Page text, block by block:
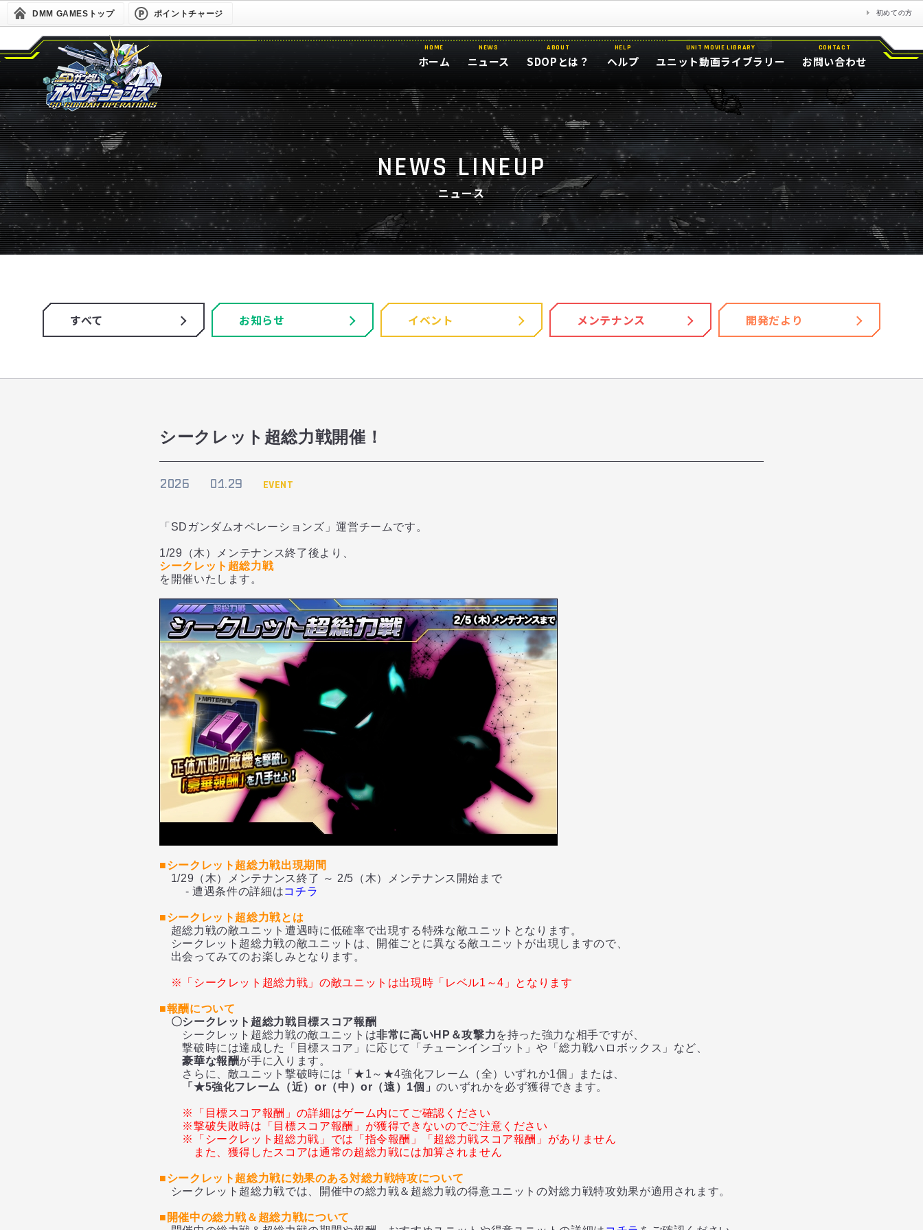
DMM GAMESトップ ポイントチャージ 初めての方
HOME
ホーム
NEWS
ニュース
ABOUT
SDOPとは？
HELP
ヘルプ
UNIT MOVIE LIBRARY
ユニット動画ライブラリー
CONTACT
お問い合わせ
NEWS LINEUP
ニュース
すべて お知らせ イベント メンテナンス 開発だより
シークレット超総力戦開催！
2026 01.29 EVENT
「SDガンダムオペレーションズ」運営チームです。
1/29（木）メンテナンス終了後より、
シークレット超総力戦
を開催いたします。
■シークレット超総力戦出現期間
1/29（木）メンテナンス終了 ～ 2/5（木）メンテナンス開始まで
- 遭遇条件の詳細はコチラ
■シークレット超総力戦とは
超総力戦の敵ユニット遭遇時に低確率で出現する特殊な敵ユニットとなります。
シークレット超総力戦の敵ユニットは、開催ごとに異なる敵ユニットが出現しますので、
出会ってみてのお楽しみとなります。
※「シークレット超総力戦」の敵ユニットは出現時「レベル1～4」となります
■報酬について
〇シークレット超総力戦目標スコア報酬
シークレット超総力戦の敵ユニットは非常に高いHP＆攻撃力を持った強力な相手ですが、
撃破時には達成した「目標スコア」に応じて「チューンインゴット」や「総力戦ハロボックス」など、
豪華な報酬が手に入ります。
さらに、敵ユニット撃破時には「★1～★4強化フレーム（全）いずれか1個」または、
「★5強化フレーム（近）or（中）or（遠）1個」のいずれかを必ず獲得できます。
※「目標スコア報酬」の詳細はゲーム内にてご確認ください
※撃破失敗時は「目標スコア報酬」が獲得できないのでご注意ください
※「シークレット超総力戦」では「指令報酬」「超総力戦スコア報酬」がありません
また、獲得したスコアは通常の超総力戦には加算されません
■シークレット超総力戦に効果のある対総力戦特攻について
シークレット超総力戦では、開催中の総力戦＆超総力戦の得意ユニットの対総力戦特攻効果が適用されます。
■開催中の総力戦＆超総力戦について